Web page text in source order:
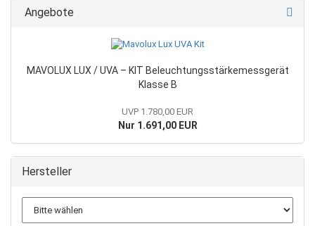
Angebote
MAVOLUX LUX / UVA – KIT Beleuchtungsstärkemessgerät
Klasse B
UVP 1.780,00 EUR
Nur 1.691,00 EUR
Hersteller